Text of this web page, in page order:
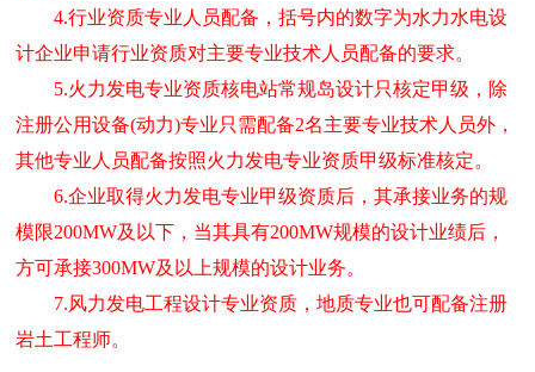
4.行业资质专业人员配备，括号内的数字为水力水电设
计企业申请行业资质对主要专业技术人员配备的要求。
5.火力发电专业资质核电站常规岛设计只核定甲级，除
注册公用设备(动力)专业只需配备2名主要专业技术人员外，
其他专业人员配备按照火力发电专业资质甲级标准核定。
6.企业取得火力发电专业甲级资质后，其承接业务的规
模限200MW及以下，当其具有200MW规模的设计业绩后，
方可承接300MW及以上规模的设计业务。
7.风力发电工程设计专业资质，地质专业也可配备注册
岩土工程师。